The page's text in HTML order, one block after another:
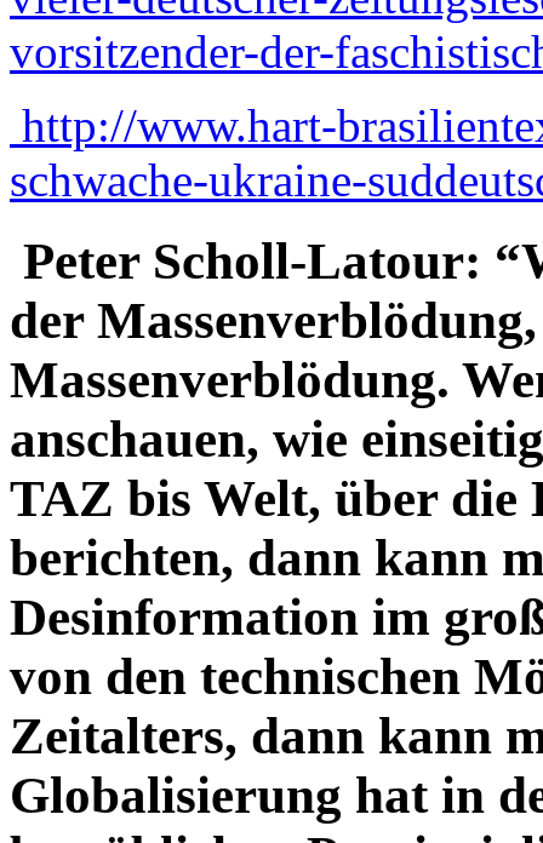
vorsitzender-der-
http://www.hart-
schwache-ukraine-
Peter Scholl-Latour:
der
Massenverblödung.
anschauen, wie
TAZ bis Welt, über die
berichten, dann kann
Desinformation im
von den technischen
Zeitalters, dann kann
Globalisierung hat in